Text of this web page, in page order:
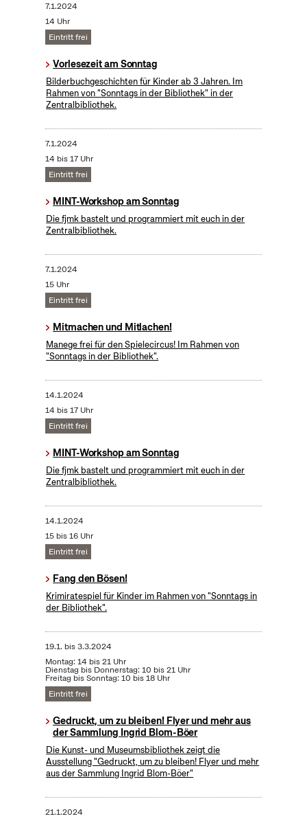
7.1.2024
14 Uhr
Eintritt frei
Vorlesezeit am Sonntag
Bilderbuchgeschichten für Kinder ab 3 Jahren. Im
Rahmen von "Sonntags in der Bibliothek" in der
Zentralbibliothek.
7.1.2024
14 bis 17 Uhr
Eintritt frei
MINT-Workshop am Sonntag
Die fjmk bastelt und programmiert mit euch in der
Zentralbibliothek.
7.1.2024
15 Uhr
Eintritt frei
Mitmachen und Mitlachen!
Manege frei für den Spielecircus! Im Rahmen von
"Sonntags in der Bibliothek".
14.1.2024
14 bis 17 Uhr
Eintritt frei
MINT-Workshop am Sonntag
Die fjmk bastelt und programmiert mit euch in der
Zentralbibliothek.
14.1.2024
15 bis 16 Uhr
Eintritt frei
Fang den Bösen!
Krimiratespiel für Kinder im Rahmen von "Sonntags in
der Bibliothek".
19.1. bis3.3.2024
Montag: 14 bis 21 Uhr
Dienstag bis Donnerstag: 10 bis 21 Uhr
Freitag bis Sonntag: 10 bis 18 Uhr
Eintritt frei
Gedruckt, um zu bleiben! Flyer und mehr aus
der Sammlung Ingrid Blom-Böer
Die Kunst- und Museumsbibliothek zeigt die
Ausstellung "Gedruckt, um zu bleiben! Flyer und mehr
aus der Sammlung Ingrid Blom-Böer"
21.1.2024